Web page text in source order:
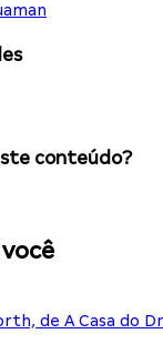
conteúdo?
de A Casa do